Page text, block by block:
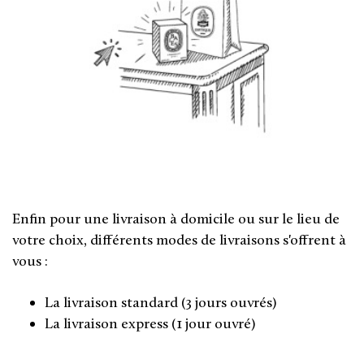
Enfin pour une livraison à domicile ou sur le lieu de
votre choix, différents modes de livraisons s'offrent à
vous :
La livraison standard (3 jours ouvrés)
La livraison express (1 jour ouvré)